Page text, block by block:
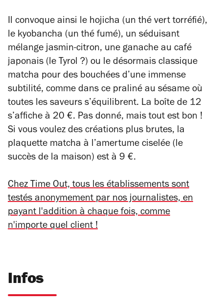
Il convoque ainsi le hojicha (un thé vert torréfié),
le kyobancha (un thé fumé), un séduisant
mélange jasmin-citron, une ganache au café
japonais (le Tyrol ?) ou le désormais classique
matcha pour des bouchées d’une immense
subtilité, comme dans ce praliné au sésame où
toutes les saveurs s’équilibrent. La boîte de 12
s’affiche à 20 €. Pas donné, mais tout est bon !
Si vous voulez des créations plus brutes, la
plaquette matcha à l’amertume ciselée (le
succès de la maison) est à 9 €.
Chez Time Out, tous les établissements sont
testés anonymement par nos journalistes, en
payant l'addition à chaque fois, comme
n'importe quel client !
Infos